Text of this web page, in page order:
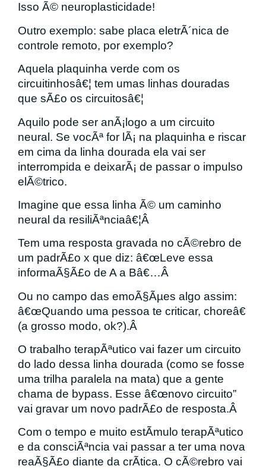
Isso Ã© neuroplasticidade!
Outro exemplo: sabe placa eletrÃ´nica de
controle remoto, por exemplo?
Aquela plaquinha verde com os
circuitinhosâ€¦ tem umas linhas douradas
que sÃ£o os circuitosâ€¦
Aquilo pode ser anÃ¡logo a um circuito
neural. Se vocÃª for lÃ¡ na plaquinha e riscar
em cima da linha dourada ela vai ser
interrompida e deixarÃ¡ de passar o impulso
elÃ©trico.
Imagine que essa linha Ã© um caminho
neural da resiliÃªnciaâ€¦Â
Tem uma resposta gravada no cÃ©rebro de
um padrÃ£o x que diz: â€œLeve essa
informaÃ§Ã£o de A a Bâ€…Â
Ou no campo das emoÃ§Ãµes algo assim:
â€œQuando uma pessoa te criticar, choreâ€
(a grosso modo, ok?).Â
O trabalho terapÃªutico vai fazer um circuito
do lado dessa linha dourada (como se fosse
uma trilha paralela na mata) que a gente
chama de bypass. Esse â€œnovo circuito”
vai gravar um novo padrÃ£o de resposta.Â
Com o tempo e muito estÃ­mulo terapÃªutico
e da consciÃªncia vai passar a ter uma nova
reaÃ§Ã£o diante da crÃ­tica. O cÃ©rebro vai